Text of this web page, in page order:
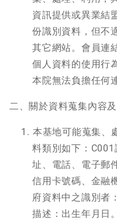
資訊提供或異業結
份識別資料，但不
其它網站。會員連
個人資料的使用行
本院無法負擔任何
二、關於資料蒐集內容
本基地可能蒐集、
料類別如下：
址、電話、電子郵
信用卡號碼、金融
府資料中之識別者
描述：出生年月日。